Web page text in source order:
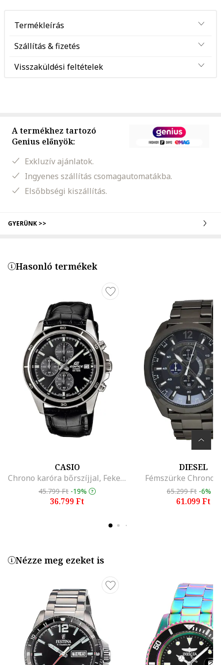
Termékleírás
Szállítás & fizetés
Visszaküldési feltételek
A termékhez tartozó
Genius előnyök:
Exkluzív ajánlatok.
Ingyenes szállítás csomagautomatákba.
Elsőbbségi kiszállítás.
GYERÜNK >>
Hasonló termékek
CASIO
Chrono karóra bőrszíjjal, Fekete
45.799 Ft -19%
36.799 Ft
DIESEL
Fémszürke Chrono
65.299 Ft -6%
61.099 Ft
Nézze meg ezeket is